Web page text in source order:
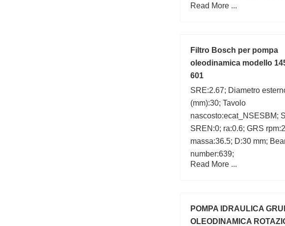
Read More ...
Filtro Bosch per pompa
oleodinamica modello
601
SRE:2.67; Diametro
(mm):30; Tavolo
nascosto:ecat_NSESBM;
SREN:0; ra:0.6; GRS
massa:36.5; D:30 mm;
number:639;
Read More ...
POMPA IDRAULICA
OLEODINAMICA